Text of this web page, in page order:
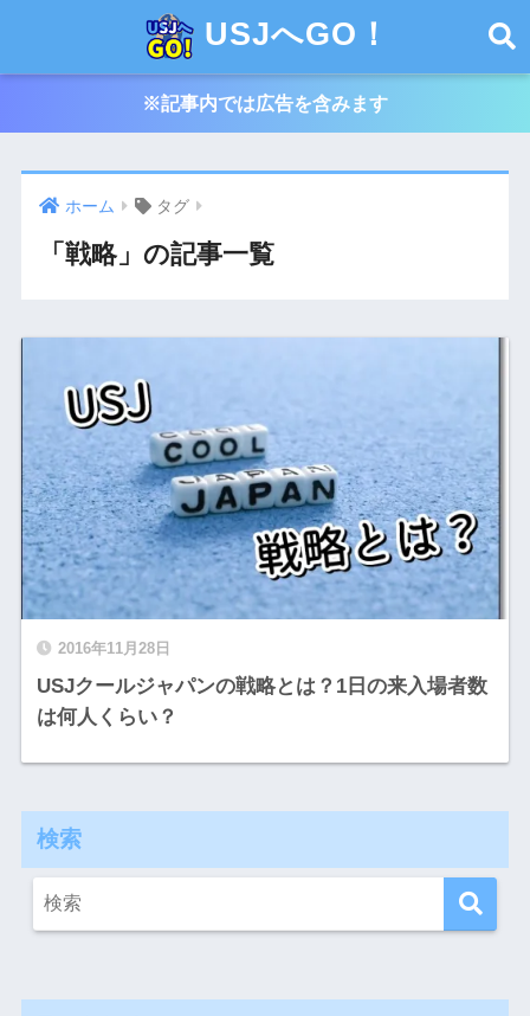
USJへGO！
※記事内では広告を含みます
ホーム タグ
「戦略」の記事一覧
2016年11月28日
USJクールジャパンの戦略とは？1日の来入場者数
は何人くらい？
検索